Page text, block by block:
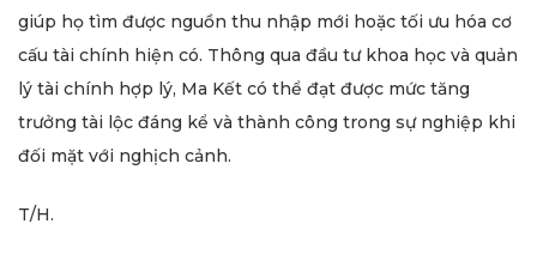
giúp họ tìm được nguồn thu nhập mới hoặc tối ưu hóa cơ
cấu tài chính hiện có. Thông qua đầu tư khoa học và quản
lý tài chính hợp lý, Ma Kết có thể đạt được mức tăng
trưởng tài lộc đáng kể và thành công trong sự nghiệp khi
đối mặt với nghịch cảnh.
T/H.